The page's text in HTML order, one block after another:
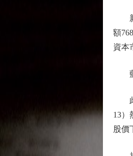
新
額
資本
藍
此
13）
股價